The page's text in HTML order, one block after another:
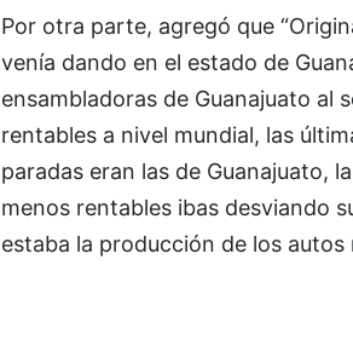
Por otra parte, agregó que
venía dando en el estado de
ensambladoras de Guanajuato al
rentables a nivel mundial, las
paradas eran las de Guanajuato,
menos rentables ibas desviando
estaba la producción de los autos